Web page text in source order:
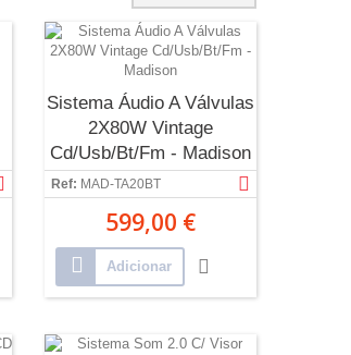
Sistema Áudio A Válvulas
2X80W Vintage
Cd/Usb/Bt/Fm - Madison
Ref: MAD-TA20BT
599,00 €
Adicionar